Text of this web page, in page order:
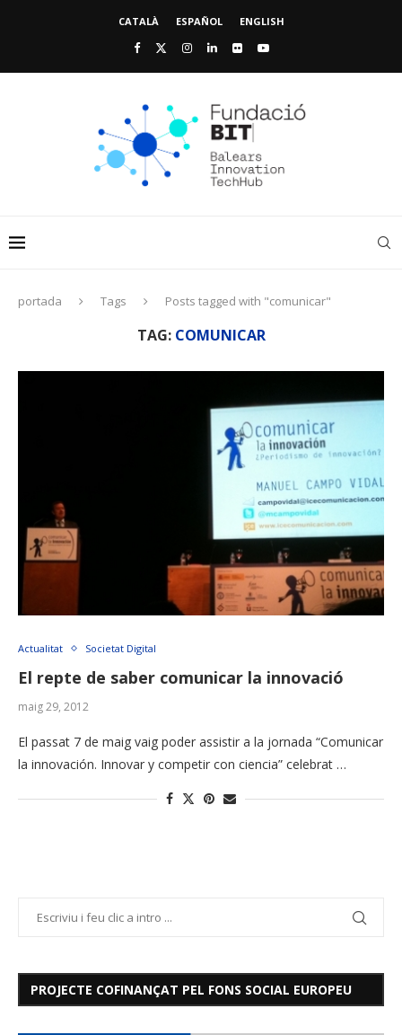
CATALÀ ESPAÑOL ENGLISH
portada Tags Posts tagged with "comunicar"
TAG: COMUNICAR
Actualitat Societat Digital
El repte de saber comunicar la innovació
maig 29, 2012
El passat 7 de maig vaig poder assistir a la jornada “Comunicar
la innovación. Innovar y competir con ciencia” celebrat …
PROJECTE COFINANÇAT PEL FONS SOCIAL EUROPEU